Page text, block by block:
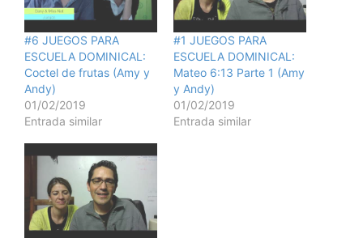
#6 JUEGOS PARA
ESCUELA DOMINICAL:
Coctel de frutas (Amy y
Andy)
01/02/2019
Entrada similar
#1 JUEGOS PARA
ESCUELA DOMINICAL:
Mateo 6:13 Parte 1 (Amy
y Andy)
01/02/2019
Entrada similar